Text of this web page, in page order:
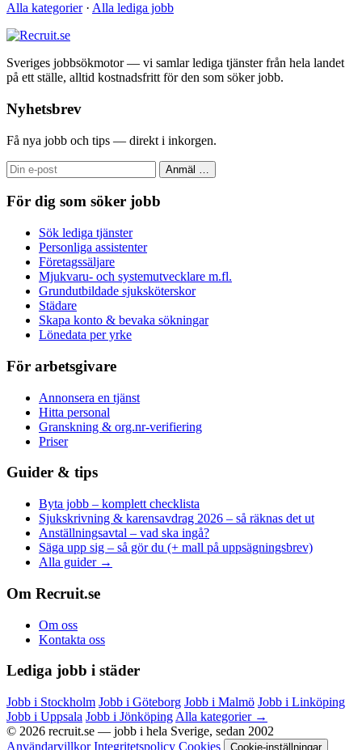
Alla kategorier· Alla lediga jobb
Sveriges jobbsökmotor — vi samlar lediga tjänster från hela landet
på ett ställe, alltid kostnadsfritt för den som söker jobb.
Nyhetsbrev
Få nya jobb och tips — direkt i inkorgen.
Anmäl
För dig som söker jobb
Sök lediga tjänster
Personliga assistenter
Företagssäljare
Mjukvaru- och systemutvecklare m.fl.
Grundutbildade sjuksköterskor
Städare
Skapa konto & bevaka sökningar
Lönedata per yrke
För arbetsgivare
Annonsera en tjänst
Hitta personal
Granskning & org.nr-verifiering
Priser
Guider & tips
Byta jobb – komplett checklista
Sjukskrivning & karensavdrag 2026 – så räknas det ut
Anställningsavtal – vad ska ingå?
Säga upp sig – så gör du (+ mall på uppsägningsbrev)
Alla guider →
Om Recruit.se
Om oss
Kontakta oss
Lediga jobb i städer
Jobb i Stockholm Jobb i Göteborg Jobb i Malmö Jobb i Linköping
Jobb i Uppsala Jobb i Jönköping Alla kategorier →
© 2026 recruit.se — jobb i hela Sverige, sedan 2002
Användarvillkor Integritetspolicy Cookies Cookie-inställningar